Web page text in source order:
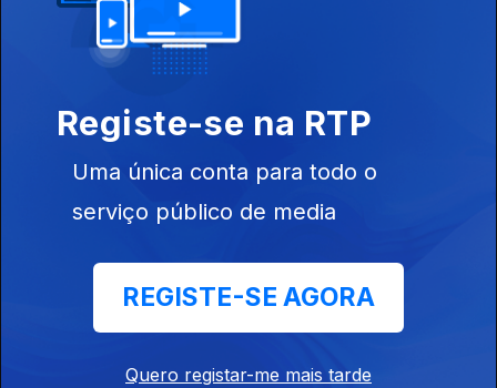
Ep. 21
Ep. 20
Registe-se na RTP
Uma única conta para todo o
serviço público de media
REGISTE-SE AGORA
Quero registar-me mais tarde